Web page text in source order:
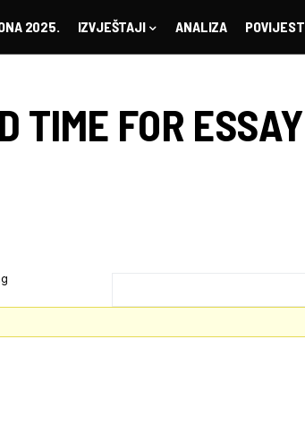
2025. IZVJEŠTAJI ANALIZA POVIJEST
TIME FOR ESSAY